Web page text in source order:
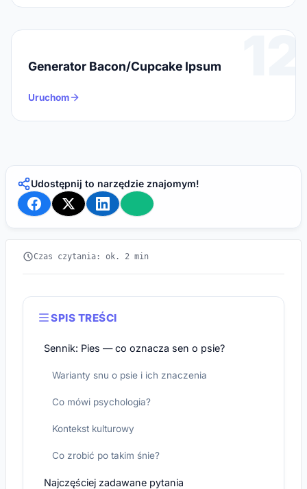
12
Generator Bacon/Cupcake Ipsum
Uruchom
Udostępnij to narzędzie znajomym!
Czas czytania: ok. 2 min
SPIS TREŚCI
Sennik: Pies — co oznacza sen o psie?
Warianty snu o psie i ich znaczenia
Co mówi psychologia?
Kontekst kulturowy
Co zrobić po takim śnie?
Najczęściej zadawane pytania